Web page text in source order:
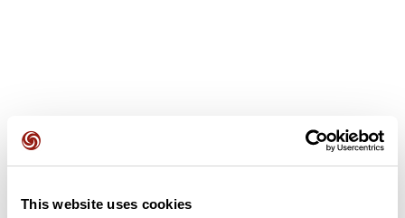
This website uses cookies
Opiniones de los usuarios
Este recorrido aún no contiene opiniones. ¿Ya lo has